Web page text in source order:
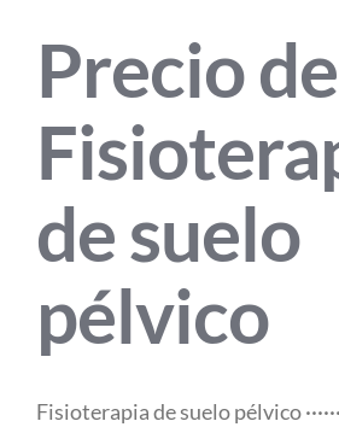
Precio de
de suelo
pélvico
Fisioterapia de suelo pélvico